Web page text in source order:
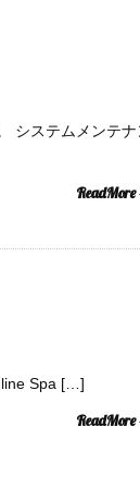
システムメンテナ
ReadMore
Spa […]
ReadMore